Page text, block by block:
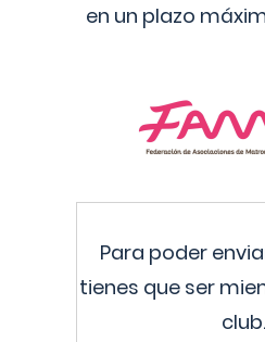
en un plazo
Para poder
tienes que ser
club.